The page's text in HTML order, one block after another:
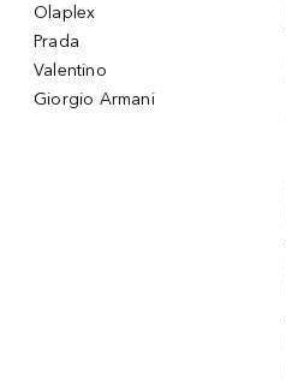
Olaplex
Prada
Valentino
Giorgio Armani